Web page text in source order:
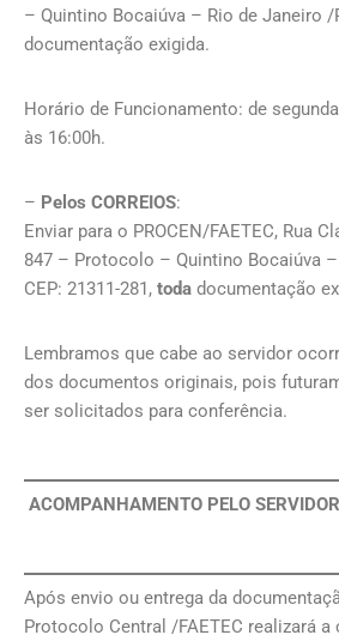
– Quintino Bocaiúva – Rio de Janeiro /
documentação exigida.
Horário de Funcionamento: de
às 16:00h.
– Pelos CORREIOS:
Enviar para o PROCEN/FAETEC, Rua
847 – Protocolo – Quintino Bocaiúva
CEP: 21311-281, toda documentação
Lembramos que cabe ao servidor
dos documentos originais, pois
ser solicitados para conferência.
ACOMPANHAMENTO PELO
Após envio ou entrega da
Protocolo Central /FAETEC realizará a